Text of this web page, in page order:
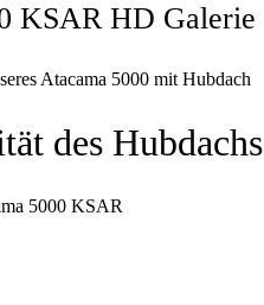
KSAR HD Galerie
Atacama 5000 mit Hubdach
des Hubdachs
5000 KSAR